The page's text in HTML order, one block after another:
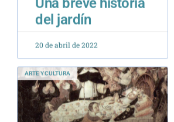
20 de abril de 2022
ARTE Y CULTURA